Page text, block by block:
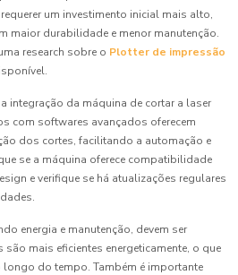
um investimento inicial mais alto,
maior durabilidade e menor manutenção.
research sobre o Plotter de impressão
integração da máquina de cortar a laser
com softwares avançados oferecem
dos cortes, facilitando a automação e
se a máquina oferece compatibilidade
e verifique se há atualizações regulares
energia e manutenção, devem ser
mais eficientes energeticamente, o que
do tempo. Também é importante